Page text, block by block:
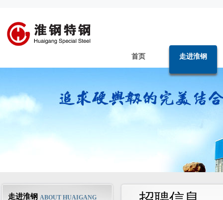
首页 走进淮钢
走进淮钢 ABOUT HUAIGANG